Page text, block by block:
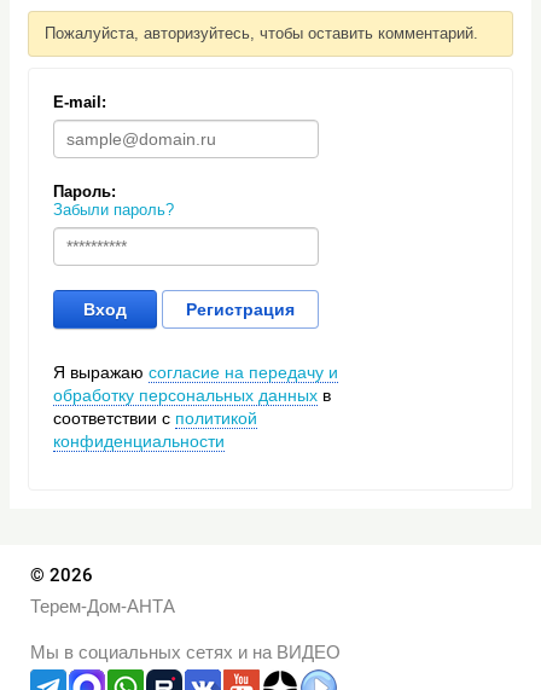
Пожалуйста, авторизуйтесь, чтобы оставить комментарий.
E-mail:
Пароль:
Забыли пароль?
Регистрация
Вход
Я выражаю согласие на передачу и
обработку персональных данных в
соответствии с политикой
конфиденциальности
© 2026
Терем-Дом-АНТА
Мы в социальных сетях и на ВИДЕО